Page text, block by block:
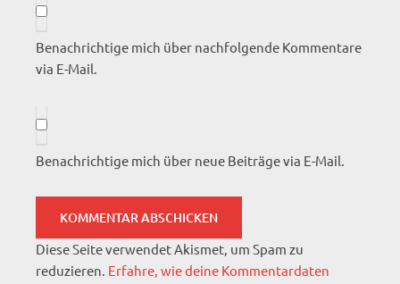
Benachrichtige mich über nachfolgende Kommentare
via E-Mail.
Benachrichtige mich über neue Beiträge via E-Mail.
Diese Seite verwendet Akismet, um Spam zu
reduzieren. Erfahre, wie deine Kommentardaten